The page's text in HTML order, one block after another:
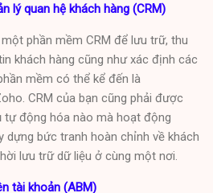
lý quan hệ khách hàng (CRM)
phần mềm CRM để lưu trữ, thu
khách hàng cũng như xác định các
mềm có thể kể đến là
CRM của bạn cũng phải được
tự động hóa nào mà hoạt động
dựng bức tranh hoàn chỉnh về khách
lưu trữ dữ liệu ở cùng một nơi.
tài khoản (ABM)